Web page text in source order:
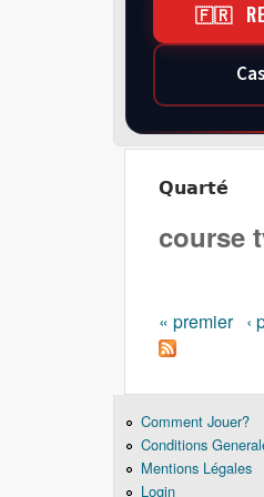
🇫🇷
Quarté
course
Pages
« premier ‹
Comment Jouer?
Conditions
Mentions Légales
Login